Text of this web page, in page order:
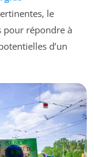
le
pour répondre à
d’un